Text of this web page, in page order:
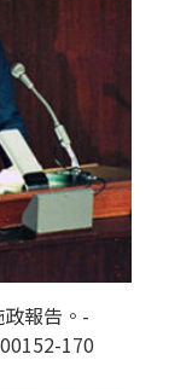
報告。-
170